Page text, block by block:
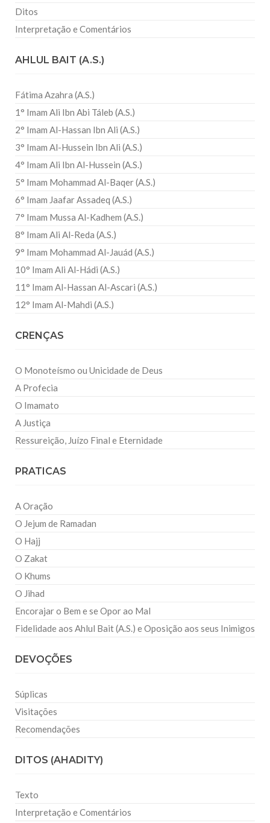
Ditos
Interpretação e Comentários
AHLUL BAIT (A.S.)
Fátima Azahra (A.S.)
1° Imam Ali Ibn Abi Táleb (A.S.)
2° Imam Al-Hassan Ibn Ali (A.S.)
3° Imam Al-Hussein Ibn Ali (A.S.)
4° Imam Ali Ibn Al-Hussein (A.S.)
5° Imam Mohammad Al-Baqer (A.S.)
6° Imam Jaafar Assadeq (A.S.)
7° Imam Mussa Al-Kadhem (A.S.)
8° Imam Ali Al-Reda (A.S.)
9° Imam Mohammad Al-Jauád (A.S.)
10° Imam Ali Al-Hádi (A.S.)
11° Imam Al-Hassan Al-Ascari (A.S.)
12° Imam Al-Mahdi (A.S.)
CRENÇAS
O Monoteísmo ou Unicidade de Deus
A Profecia
O Imamato
A Justiça
Ressureição, Juízo Final e Eternidade
PRATICAS
A Oração
O Jejum de Ramadan
O Hajj
O Zakat
O Khums
O Jihad
Encorajar o Bem e se Opor ao Mal
Fidelidade aos Ahlul Bait (A.S.) e Oposição aos seus Inimigos
DEVOÇÕES
Súplicas
Visitações
Recomendações
DITOS (AHADITY)
Texto
Interpretação e Comentários